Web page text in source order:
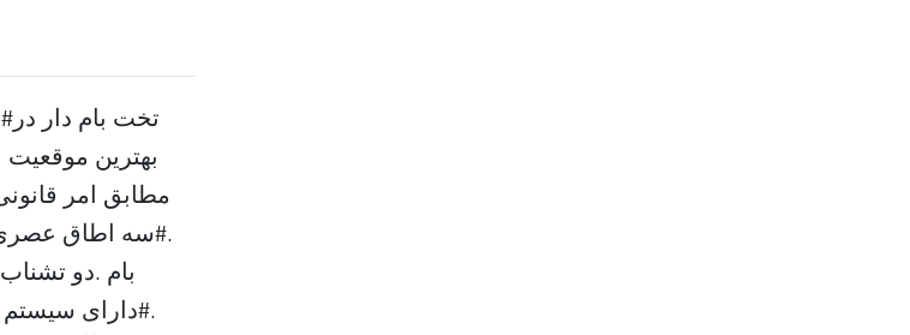
بهترین
مطابق امر
.#سه اطاق
.#دارای سیستم